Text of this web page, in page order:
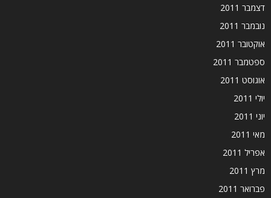
דצמבר 2011
נובמבר 2011
אוקטובר 2011
ספטמבר 2011
אוגוסט 2011
יולי 2011
יוני 2011
מאי 2011
אפריל 2011
מרץ 2011
פברואר 2011